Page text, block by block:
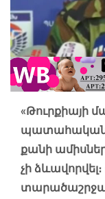
«Թուրքիայի
քանի
չի